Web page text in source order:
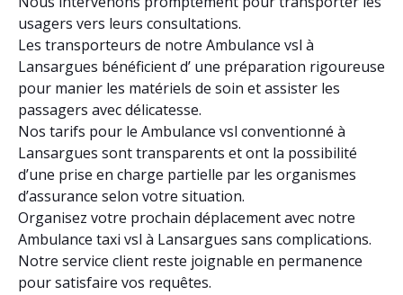
usagers vers leurs consultations.
Les transporteurs de notre Ambulance vsl à
Lansargues bénéficient d’ une préparation rigoureuse
pour manier les matériels de soin et assister les
passagers avec délicatesse.
Nos tarifs pour le Ambulance vsl conventionné à
Lansargues sont transparents et ont la possibilité
d’une prise en charge partielle par les organismes
d’assurance selon votre situation.
Organisez votre prochain déplacement avec notre
Ambulance taxi vsl à Lansargues sans complications.
Notre service client reste joignable en permanence
pour satisfaire vos requêtes.